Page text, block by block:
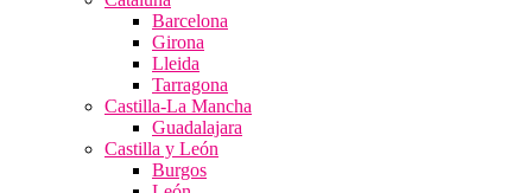
Barcelona
Girona
Lleida
Tarragona
Castilla-La Mancha
Guadalajara
Castilla y León
Burgos